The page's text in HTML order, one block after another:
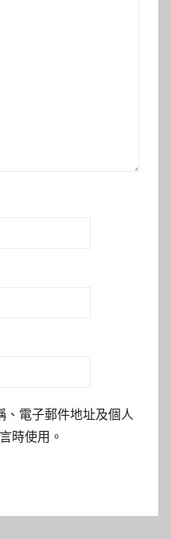
、電子郵件地址及個人
時使用。